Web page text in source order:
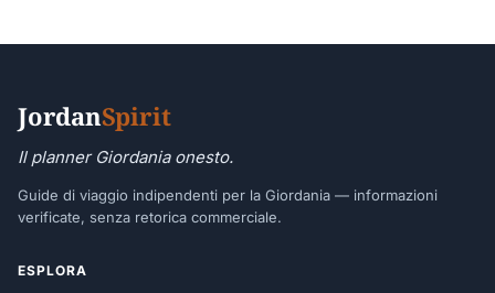
JordanSpirit
Il planner Giordania onesto.
Guide di viaggio indipendenti per la Giordania — informazioni
verificate, senza retorica commerciale.
ESPLORA